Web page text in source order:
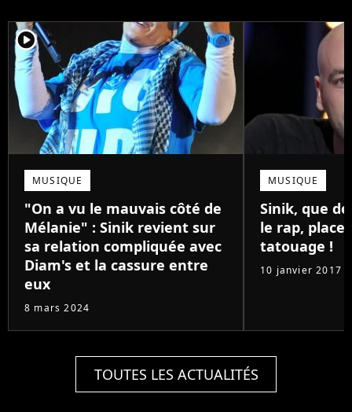
player2
MUSIQUE
"On a vu le mauvais côté de
Mélanie" : Sinik revient sur
sa relation compliquée avec
Diam's et la cassure entre
eux
8 mars 2024
MUSIQUE
Sinik, que
le rap, place
tatouage !
10 janvier 2017
TOUTES LES ACTUALITÉS